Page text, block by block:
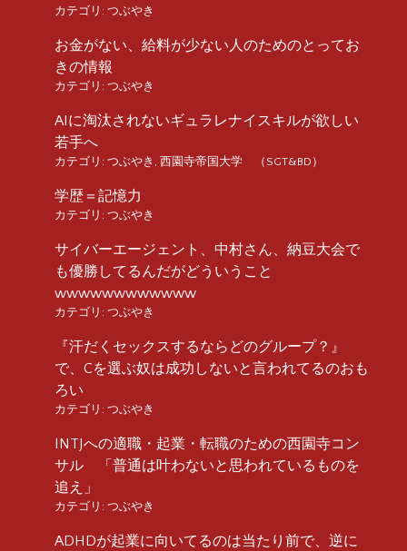
カテゴリ: つぶやき
お金がない、給料が少ない人のためのとってお
きの情報
カテゴリ: つぶやき
AIに淘汰されないギュラレナイスキルが欲しい
若手へ
カテゴリ: つぶやき 西園寺帝国大学 （SGT&BD）
学歴＝記憶力
カテゴリ: つぶやき
サイバーエージェント、中村さん、納豆大会で
も優勝してるんだがどういうこと
wwwwwwwwwwww
カテゴリ: つぶやき
『汗だくセックスするならどのグループ？』
で、Cを選ぶ奴は成功しないと言われてるのおも
ろい
カテゴリ: つぶやき
INTJへの適職・起業・転職のための西園寺コン
サル 「普通は叶わないと思われているものを
追え」
カテゴリ: つぶやき
ADHDが起業に向いてるのは当たり前で、逆に